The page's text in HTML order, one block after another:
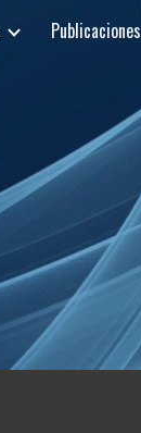
Publicaciones